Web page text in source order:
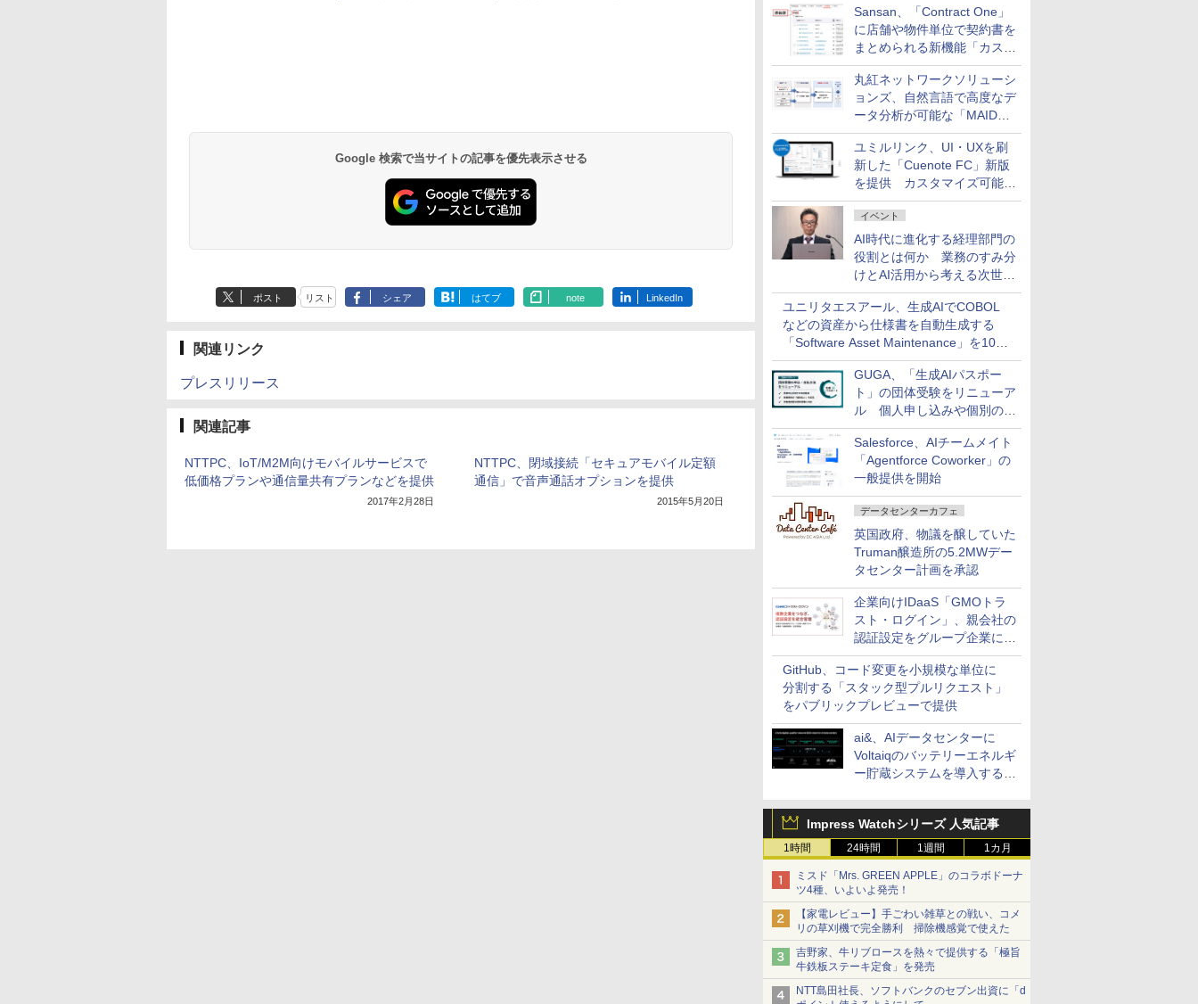
Sansan、「Contract One」
に店舗や物件単位で契約書を
まとめられる新機能「カスタ
ム契約ツリー」を追加
丸紅ネットワークソリューシ
ョンズ、自然言語で高度なデ
ータ分析が可能な「MAIDOA
AI ASSIST」を9月より提供
ユミルリンク、UI・UXを刷
新した「Cuenote FC」新版
を提供 カスタマイズ可能な
ダッシュボード画面を搭載
イベント
AI時代に進化する経理部門の
役割とは何か 業務のすみ分
けとAI活用から考える次世代
ファイナンス戦略
ユニリタエスアール、生成AIでCOBOL
などの資産から仕様書を自動生成する
「Software Asset Maintenance」を10月
に発売
GUGA、「生成AIパスポー
ト」の団体受験をリニューア
ル 個人申し込みや個別の支
払いなどに対応
Salesforce、AIチームメイト
「Agentforce Coworker」の
一般提供を開始
データセンターカフェ
英国政府、物議を醸していた
Truman醸造所の5.2MWデー
タセンター計画を承認
企業向けIDaaS「GMOトラ
スト・ログイン」、親会社の
認証設定をグループ企業に展
開できる新機能を提供
GitHub、コード変更を小規模な単位に
分割する「スタック型プルリクエスト」
をパブリックプレビューで提供
ai&、AIデータセンターに
Voltaiqのバッテリーエネルギ
ー貯蔵システムを導入する計
Impress Watchシリーズ 人気記事
1時間 24時間 1週間 1カ月
ミスド「Mrs. GREEN APPLE」のコラボドーナ
ツ4種、いよいよ発売！
【家電レビュー】手ごわい雑草との戦い、コメ
リの草刈機で完全勝利 掃除機感覚で使えた
吉野家、牛リブロースを熱々で提供する「極旨
牛鉄板ステーキ定食」を発売
NTT島田社長、ソフトバンクのセブン出資に「d
Google 検索で当サイトの記事を優先表示させる
ポスト リスト シェア はてブ note LinkedIn
関連リンク
プレスリリース
関連記事
NTTPC、IoT/M2M向けモバイルサービスで
低価格プランや通信量共有プランなどを提供
2017年2月28日
NTTPC、閉域接続「セキュアモバイル定額
通信」で音声通話オプションを提供
2015年5月20日